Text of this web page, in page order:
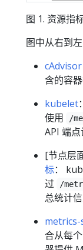
图 1. 资源指
图中从右到
cAdvisor
含的容
kubelet
使用
/
API 端点
[节点层
标：
过
/
总统计信
合从每